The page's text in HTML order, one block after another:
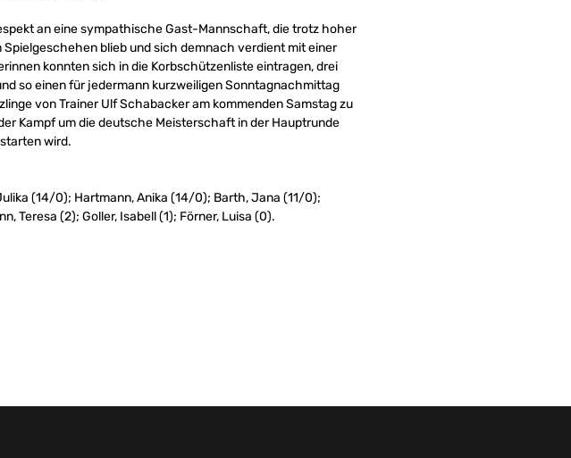
an eine sympathische Gast-Mannschaft, die trotz hoher
blieb und sich demnach verdient mit einer
konnten sich in die Korbschützenliste eintragen, drei
so einen für jedermann kurzweiligen Sonntagnachmittag
von Trainer Ulf Schabacker am kommenden Samstag zu
Kampf um die deutsche Meisterschaft in der Hauptrunde
wird.
(14/0); Hartmann, Anika (14/0); Barth, Jana (11/0);
Teresa (2); Goller, Isabell (1); Förner, Luisa (0).